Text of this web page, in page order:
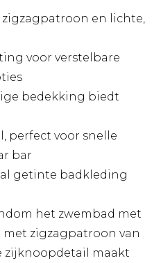
en lichte,
voor verstelbare
bedekking biedt
perfect voor snelle
bar
getinte badkleding
het zwembad met
met zigzagpatroon van
zijknoopdetail maakt